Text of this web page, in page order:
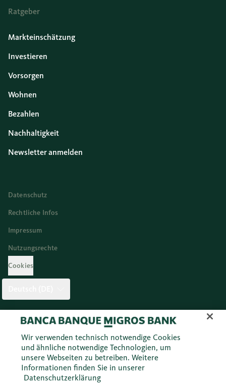
Ratgeber
Markteinschätzung
Investieren
Vorsorgen
Wohnen
Bezahlen
Nachhaltigkeit
Newsletter anmelden
Datenschutz
Rechtliche Infos
Impressum
Nutzungsrechte
Cookies
Twitter Facebook Blog Instagram Youtube
© 2026 Migros Bank AG
Wir verwenden technisch notwendige Cookies
und ähnliche notwendige Technologien, um
unsere Webseiten zu betreiben. Weitere
Informationen finden Sie in unserer
Datenschutzerklärung